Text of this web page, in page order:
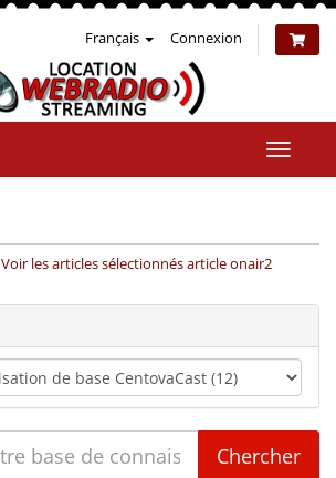
Français Connexion
la
Voir les articles sélectionnés article onair2